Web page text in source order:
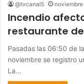
@tvcanal5
Incendio
restaurante de
Pasadas las 06:50 de
noviembre se registro
La…